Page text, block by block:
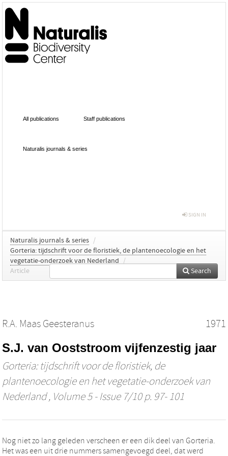
All publications Staff publications
Naturalis journals & series
SIGN IN
Naturalis journals & series /
Gorteria: tijdschrift voor de floristiek, de plantenoecologie en het
vegetatie-onderzoek van Nederland
/
Article
Search
R.A. Maas Geesteranus 1971
S.J. van Ooststroom vijfenzestig jaar
Gorteria: tijdschrift voor de floristiek, de
plantenoecologie en het vegetatie-onderzoek van
Nederland, Volume 5 - Issue 7/10 p. 97- 101
Nog niet zo lang geleden verscheen er een dik deel van Gorteria.
Het was een uit drie nummers samengevoegd deel, dat werd